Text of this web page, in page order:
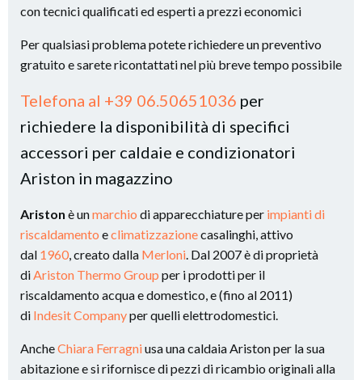
con tecnici qualificati ed esperti a prezzi economici
Per qualsiasi problema potete richiedere un preventivo
gratuito e sarete ricontattati nel più breve tempo possibile
Telefona al +39 06.50651036 per
richiedere la disponibilità di specifici
accessori per caldaie e condizionatori
Ariston in magazzino
Ariston è unmarchio di apparecchiature per impianti di
riscaldamento eclimatizzazionecasalinghi, attivo
dal 1960, creato dalla Merloni. Dal 2007 è di proprietà
diAriston Thermo Group per i prodotti per il
riscaldamento acqua e domestico, e (fino al 2011)
di Indesit Companyper quelli elettrodomestici.
AncheChiara Ferragniusa una caldaia Ariston per la sua
abitazione e si rifornisce di pezzi di ricambio originali alla